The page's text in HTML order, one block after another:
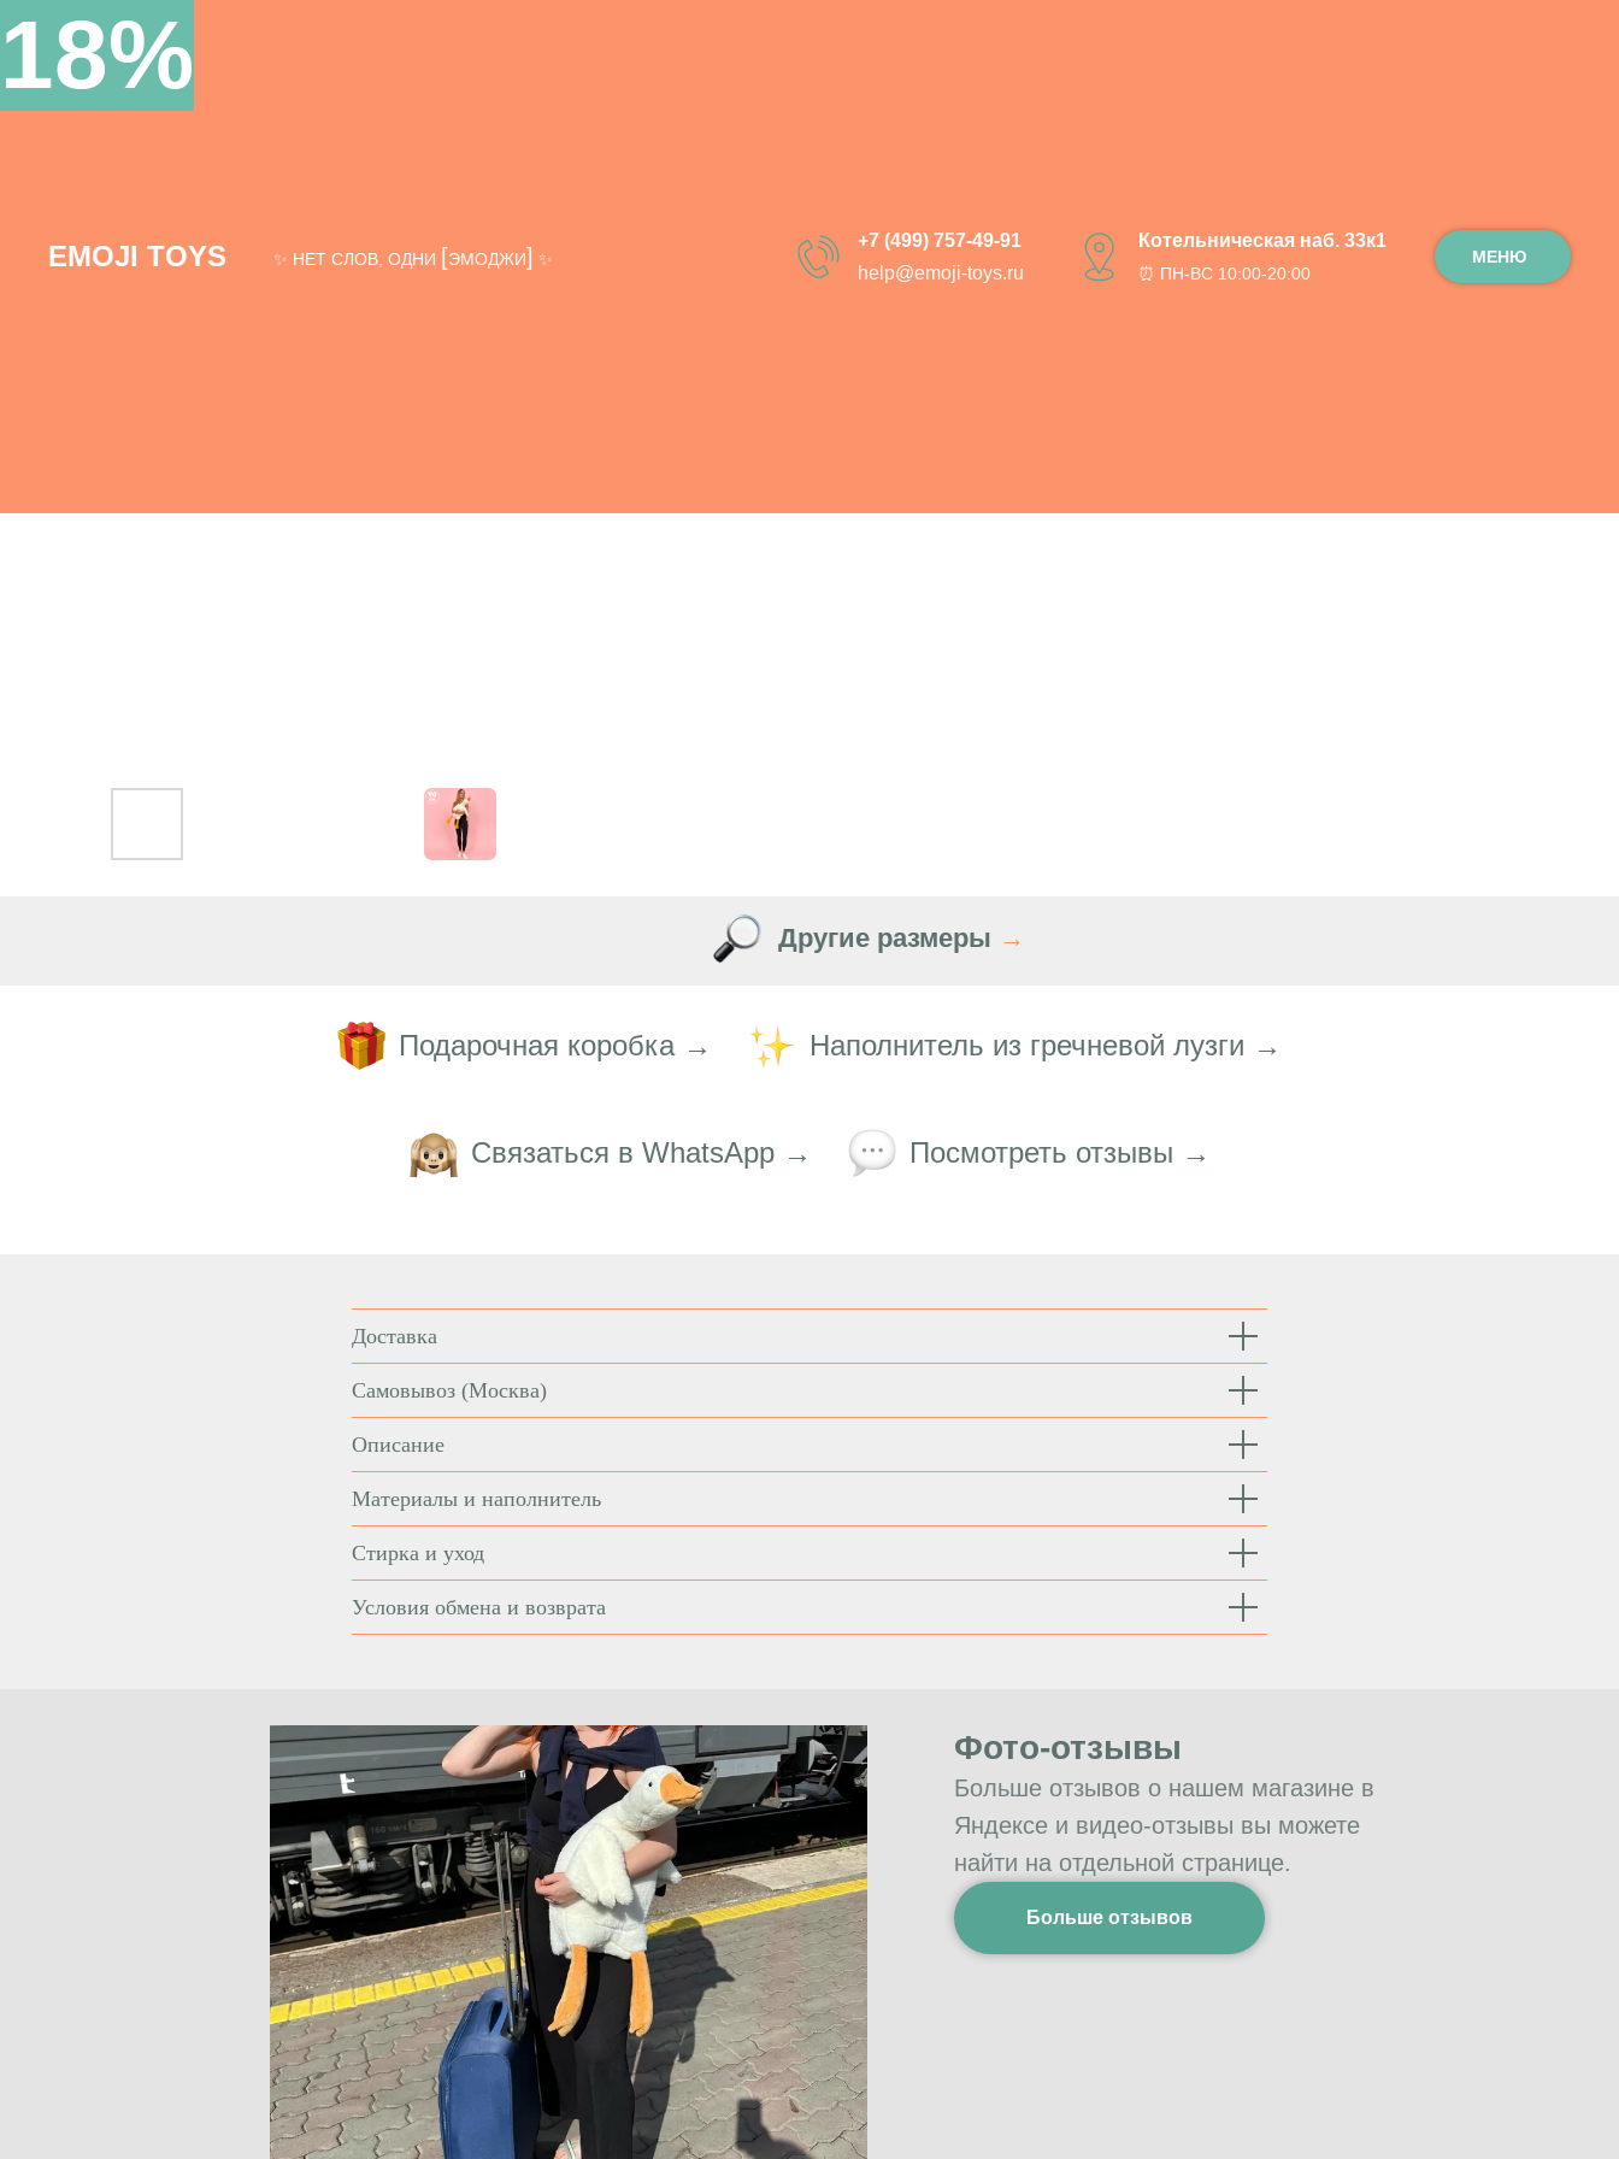
100%
EMOJI TOYS ✨ НЕТ СЛОВ, ОДНИ [ЭМОДЖИ] ✨
+7 (499) 757-49-91
help@emoji-toys.ru
Котельническая наб. 33к1
⏰ ПН-ВС 10:00-20:00
МЕНЮ
1 290 р. 1 890
Другие размеры →
Подарочная коробка → Наполнитель из гречневой лузги →
Связаться в WhatsApp → Посмотреть отзывы →
Доставка
Самовывоз (Москва)
Описание
Материалы и наполнитель
Стирка и уход
Условия обмена и возврата
Фото-отзывы
Больше отзывов о нашем магазине в
Яндексе и видео-отзывы вы можете
найти на отдельной странице.
Больше отзывов